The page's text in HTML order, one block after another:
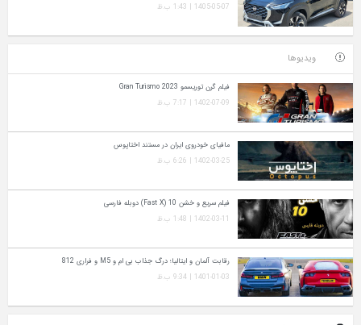
1405-05-07 | 1:43 ب.ظ
ویدیوها
فیلم گرن توریسمو Gran Turismo 2023
1402-07-09 | 7:17 ب.ظ
مافیای خودروی ایران در مستند اختاپوس
1402-03-25 | 6:26 ب.ظ
فیلم سریع و خشن 10 (Fast X) دوبله فارسی
1402-03-11 | 1:48 ب.ظ
رقابت آلمان و ایتالیا؛ درگ جذاب بی ام و M5 و فراری 812
1401-01-03 | 9:34 ب.ظ